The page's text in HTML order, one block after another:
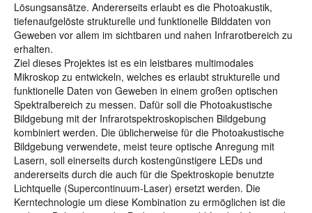
Lösungsansätze. Andererseits erlaubt es die Photoakustik,
tiefenaufgelöste strukturelle und funktionelle Bilddaten von
Geweben vor allem im sichtbaren und nahen Infrarotbereich zu
erhalten.
Ziel dieses Projektes ist es ein leistbares multimodales
Mikroskop zu entwickeln, welches es erlaubt strukturelle und
funktionelle Daten von Geweben in einem großen optischen
Spektralbereich zu messen. Dafür soll die Photoakustische
Bildgebung mit der Infrarotspektroskopischen Bildgebung
kombiniert werden. Die üblicherweise für die Photoakustische
Bildgebung verwendete, meist teure optische Anregung mit
Lasern, soll einerseits durch kostengünstigere LEDs und
andererseits durch die auch für die Spektroskopie benutzte
Lichtquelle (Supercontinuum-Laser) ersetzt werden. Die
Kerntechnologie um diese Kombination zu ermöglichen ist die